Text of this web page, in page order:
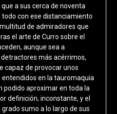
a sus cerca de noventa
con ese distanciamiento
de admiradores que
el arte de Curro sobre el
aunque sea a
más acérrimos,
capaz de provocar unos
en la tauromaquia
podido aproximar en toda la
definición, inconstante, y el
sumo a lo largo de sus